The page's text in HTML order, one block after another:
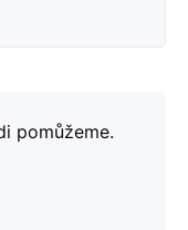
pomůžeme.